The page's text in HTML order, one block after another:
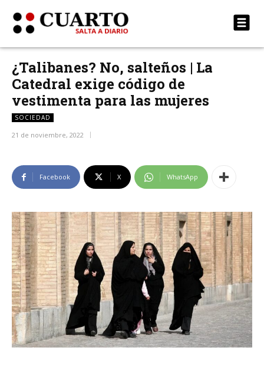
¿Talibanes? No, salteños | La
Catedral exige código de
vestimenta para las mujeres
SOCIEDAD
21 de noviembre, 2022
Facebook X WhatsApp